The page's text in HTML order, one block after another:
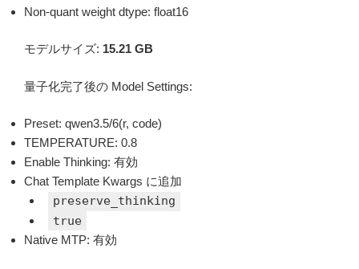
Non-quant weight dtype: float16
モデルサイズ: 15.21 GB
量子化完了後の Model Settings:
Preset: qwen3.5/6(r, code)
TEMPERATURE: 0.8
Enable Thinking: 有効
Chat Template Kwargs に追加
preserve_thinking
true
Native MTP: 有効